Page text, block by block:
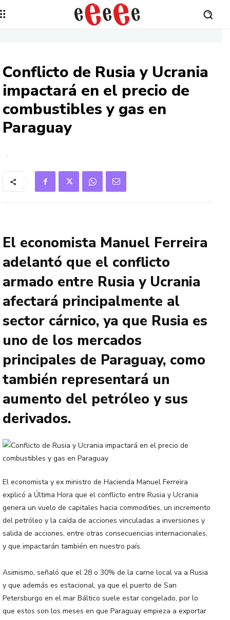
Conflicto de Rusia y Ucrania
impactará en el precio de
combustibles y gas en
Paraguay
El economista Manuel Ferreira
adelantó que el conflicto
armado entre Rusia y Ucrania
afectará principalmente al
sector cárnico, ya que Rusia es
uno de los mercados
principales de Paraguay, como
también representará un
aumento del petróleo y sus
derivados.
El economista y ex ministro de Hacienda Manuel Ferreira
explicó a Última Hora que el conflicto entre Rusia y Ucrania
genera un vuelo de capitales hacia commodities, un incremento
del petróleo y la caída de acciones vinculadas a inversiones y
salida de acciones, entre otras consecuencias internacionales,
y que impactarán también en nuestro país.
Asimismo, señaló que el 28 o 30% de la carne local va a Rusia
y que además es estacional, ya que el puerto de San
Petersburgo en el mar Báltico suele estar congelado, por lo
que estos son los meses en que Paraguay empieza a exportar